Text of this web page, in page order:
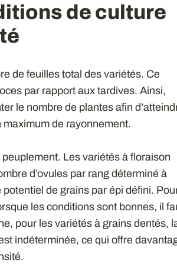
de culture
de feuilles total des variétés. Ce
par rapport aux tardives. Ainsi,
le nombre de plantes afin
de rayonnement.
Les variétés à floraison
d’ovules par rang déterminé à
potentiel de grains par épi défini.
les conditions sont bonnes, il
pour les variétés à grains dentés,
indéterminée, ce qui offre